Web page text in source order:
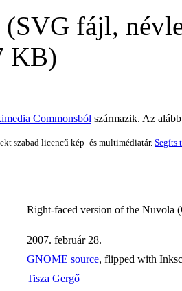
(SVG fájl,
KB)
Commonsból származik. Az
szabad licencű kép- és multimédiatár. Segíts
Right-faced version of the
2007. február 28.
GNOME source, flipped with
Tisza Gergő